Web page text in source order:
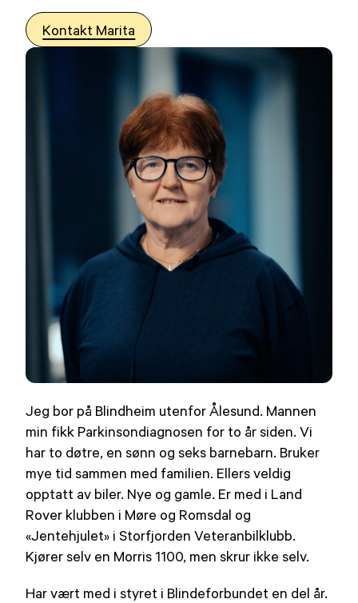
Kontakt Marita
Jeg bor på Blindheim utenfor Ålesund. Mannen
min fikk Parkinsondiagnosen for to år siden. Vi
har to døtre, en sønn og seks barnebarn. Bruker
mye tid sammen med familien. Ellers veldig
opptatt av biler. Nye og gamle. Er med i Land
Rover klubben i Møre og Romsdal og
«Jentehjulet» i Storfjorden Veteranbilklubb.
Kjører selv en Morris 1100, men skrur ikke selv.
Har vært med i styret i Blindeforbundet en del år.